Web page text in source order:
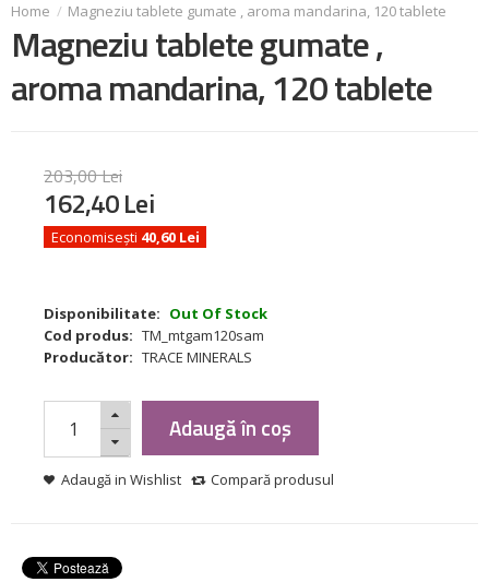
Magneziu tablete gumate , aroma mandarina, 120 tablete
Magneziu tablete gumate ,
aroma mandarina, 120 tablete
203,00Lei
162,40Lei
Economisești 40,60 Lei
Disponibilitate: Out Of Stock
Cod produs: TM_mtgam120sam
Producător: TRACE MINERALS
Adaugă în coș
Adaugă in Wishlist Compară produsul